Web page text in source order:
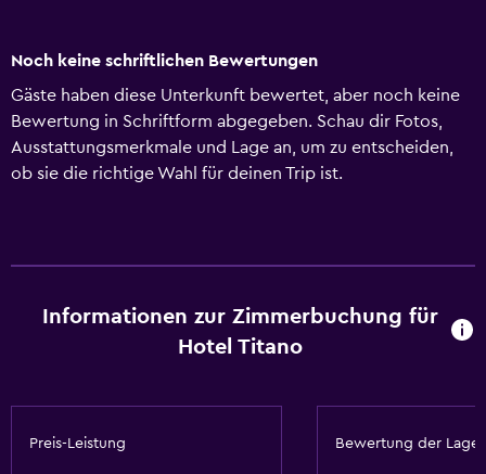
Noch keine schriftlichen Bewertungen
Gäste haben diese Unterkunft bewertet, aber noch keine
Bewertung in Schriftform abgegeben. Schau dir Fotos,
Ausstattungsmerkmale und Lage an, um zu entscheiden,
ob sie die richtige Wahl für deinen Trip ist.
Informationen zur Zimmerbuchung für
Hotel Titano
Preis-Leistung Bewertung der Lage